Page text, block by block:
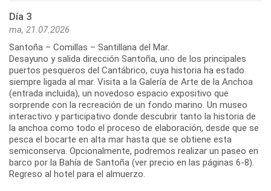
Día 3
ma, 21.07.2026
Santoña – Comillas – Santillana del Mar.
Desayuno y salida dirección Santoña, uno de los principales
puertos pesqueros del Cantábrico, cuya historia ha estado
siempre ligada al mar. Visita a la Galería de Arte de la Anchoa
(entrada incluida), un novedoso espacio expositivo que
sorprende con la recreación de un fondo marino. Un museo
interactivo y participativo donde descubrir tanto la historia de
la anchoa como todo el proceso de elaboración, desde que se
pesca el bocarte en alta mar hasta que se obtiene esta
semiconserva. Opcionalmente, podremos realizar un paseo en
barco por la Bahía de Santoña (ver precio en las páginas 6-8).
Regreso al hotel para el almuerzo.